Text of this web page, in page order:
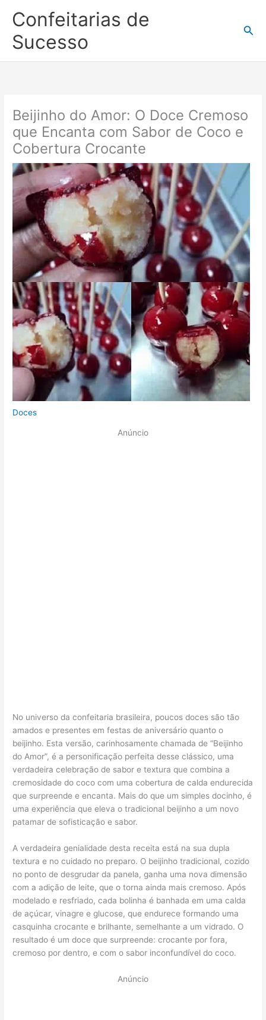
para
conteúdo
Confeitarias de
Sucesso
Beijinho do Amor: O Doce Cremoso
que Encanta com Sabor de Coco e
Cobertura Crocante
Doces
Anúncio
No universo da confeitaria brasileira, poucos doces são tão
amados e presentes em festas de aniversário quanto o
beijinho. Esta versão, carinhosamente chamada de “Beijinho
do Amor”, é a personificação perfeita desse clássico, uma
verdadeira celebração de sabor e textura que combina a
cremosidade do coco com uma cobertura de calda endurecida
que surpreende e encanta. Mais do que um simples docinho, é
uma experiência que eleva o tradicional beijinho a um novo
patamar de sofisticação e sabor.
A verdadeira genialidade desta receita está na sua dupla
textura e no cuidado no preparo. O beijinho tradicional, cozido
no ponto de desgrudar da panela, ganha uma nova dimensão
com a adição de leite, que o torna ainda mais cremoso. Após
modelado e resfriado, cada bolinha é banhada em uma calda
de açúcar, vinagre e glucose, que endurece formando uma
casquinha crocante e brilhante, semelhante a um vidrado. O
resultado é um doce que surpreende: crocante por fora,
cremoso por dentro, e com o sabor inconfundível do coco.
Anúncio